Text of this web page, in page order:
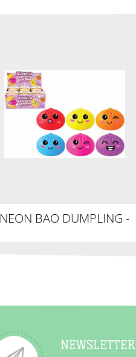
NEON BAO DUMPLING -
NEWSLETTER